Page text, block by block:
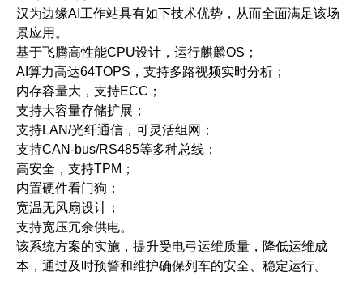
汉为边缘AI工作站具有如下技术优势，从而全面满足该场
景应用。
基于飞腾高性能CPU设计，运行麒麟OS；
AI算力高达64TOPS，支持多路视频实时分析；
内存容量大，支持ECC；
支持大容量存储扩展；
支持LAN/光纤通信，可灵活组网；
支持CAN-bus/RS485等多种总线；
高安全，支持TPM；
内置硬件看门狗；
宽温无风扇设计；
支持宽压冗余供电。
该系统方案的实施，提升受电弓运维质量，降低运维成
本，通过及时预警和维护确保列车的安全、稳定运行。